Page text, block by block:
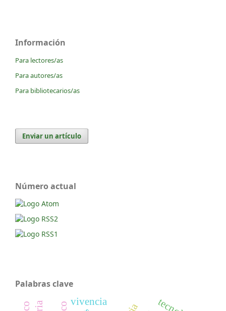
Información
Para lectores/as
Para autores/as
Para bibliotecarios/as
Enviar un artículo
Número actual
Palabras clave
vivencia